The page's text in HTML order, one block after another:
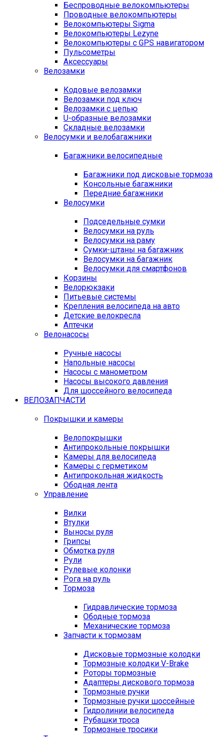
Беспроводные велокомпьютеры
Проводные велокомпьютеры
Велокомпьютеры Sigma
Велокомпьютеры Lezyne
Велокомпьютеры с GPS навигатором
Пульсометры
Аксессуары
Велозамки
Кодовые велозамки
Велозамки под ключ
Велозамки с цепью
U-образные велозамки
Складные велозамки
Велосумки и велобагажники
Багажники велосипедные
Багажники под дисковые тормоза
Консольные багажники
Передние багажники
Велосумки
Подседельные сумки
Велосумки на руль
Велосумки на раму
Сумки-штаны на багажник
Велосумки на багажник
Велосумки для смартфонов
Корзины
Велорюкзаки
Питьевые системы
Крепления велосипеда на авто
Детские велокресла
Аптечки
Велонасосы
Ручные насосы
Напольные насосы
Насосы с манометром
Насосы высокого давления
Для шоссейного велосипеда
ВЕЛОЗАПЧАСТИ
Покрышки и камеры
Велопокрышки
Антипрокольные покрышки
Камеры для велосипеда
Камеры с герметиком
Антипрокольная жидкость
Ободная лента
Управление
Вилки
Втулки
Выносы руля
Грипсы
Обмотка руля
Рули
Рулевые колонки
Рога на руль
Тормоза
Гидравлические тормоза
Ободные тормоза
Механические тормоза
Запчасти к тормозам
Дисковые тормозные колодки
Тормозные колодки V-Brake
Роторы тормозные
Адаптеры дискового тормоза
Тормозные ручки
Тормозные ручки шоссейные
Гидролинии велосипеда
Рубашки троса
Тормозные тросики